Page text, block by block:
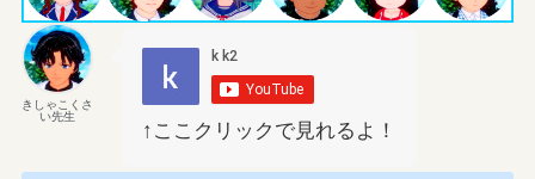
きしゃこくさ
い先生
↑ここクリックで見れるよ！